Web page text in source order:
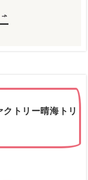
トリー晴海トリ